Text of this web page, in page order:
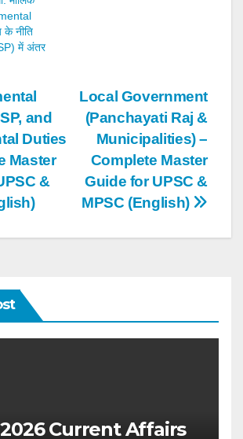
नीति
में अंतर
Local Government
(Panchayati Raj &
Municipalities) –
Complete Master
Guide for UPSC &
MPSC (English)
and
Duties
Master
&
2026 Current Affairs